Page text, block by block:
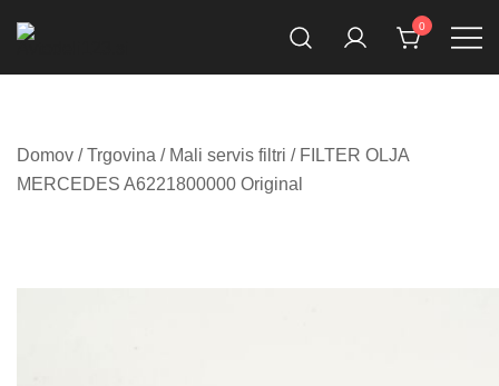
content
Avtodeli123.si
Prodaja rezervnih avtodelov
0
Domov /Trgovina / Mali servis filtri / FILTER OLJA
MERCEDES A6221800000 Original